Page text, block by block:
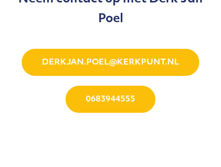
Poel
DERKJAN.POEL@KERKPUNT.NL
0683944555